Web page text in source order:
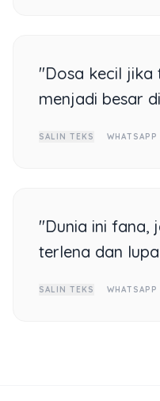
"Dosa kecil jika
menjadi besar
SALIN TEKS WHATSAPP
"Dunia ini fana,
terlena dan
SALIN TEKS WHATSAPP